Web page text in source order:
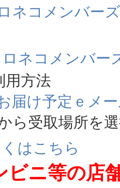
ネコメンバーズ
ロネコメンバー
方法
お届け予定ｅメ
ら受取場所を
はこちら
ニ等の店